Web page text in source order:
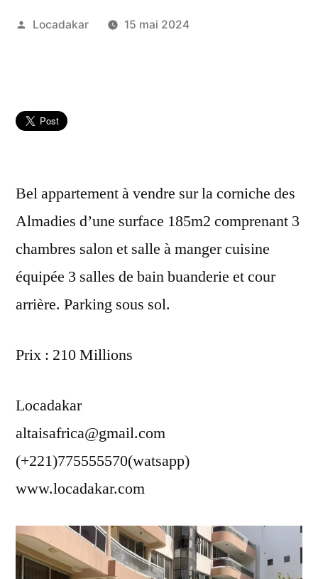
Publié
Locadakar 15 mai 2024
Bel appartement à vendre sur la corniche des
Almadies d’une surface 185m2 comprenant 3
chambres salon et salle à manger cuisine
équipée 3 salles de bain buanderie et cour
arrière. Parking sous sol.
Prix : 210 Millions
Locadakar
altaisafrica@gmail.com
(+221)775555570(watsapp)
www.locadakar.com